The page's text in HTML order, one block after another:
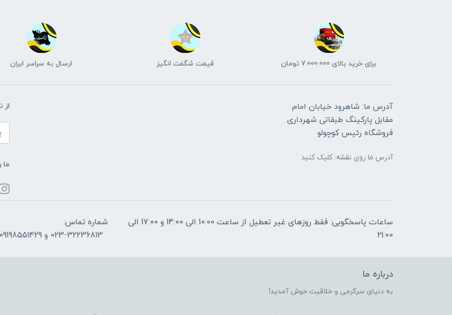
برای خرید بالای 7.000.000 تومان قیمت شگفت انگیز ارسال به سراسر ایران
آدرس ما: شاهرود خیابان امام
مقابل پارکینگ طبقاتی شهرداری
فروشگاه رئیس کوچولو
آدرس ما روی نقشه: کلیک کنید
از
ما
ساعات پاسخگویی: فقط روزهای غیر تعطیل از ساعت 10:00 الی 14:00 و 17:00 الی
21:00
شماره تماس:
023-32236813 و 09198551429
درباره ما
به دنیای سرگرمی و خلاقیت خوش آمدید!